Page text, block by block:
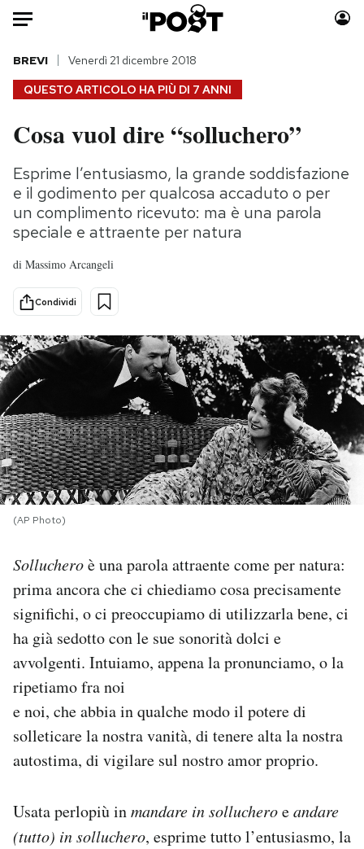
Auto
HOME
Italia
Politica
Tecnologia
Internet
Economia
Moda
Consumismi
Storie/Idee
Ok Boomer!
NEWSLETTER
I MIEI PREFERITI
SHOP
CALENDARIO
AREA PERSONALE
Newsletter
Notifiche mobile
Regala il Post
QUESTO ARTICOLO HA PIÙ DI 7 ANNI
BREVI Venerdì 21 dicembre 2018
Cosa vuol dire “solluchero”
Esprime l’entusiasmo, la grande soddisfazione
e il godimento per qualcosa accaduto o per
un complimento ricevuto: ma è una parola
speciale e attraente per natura
di Massimo Arcangeli
Condividi
(AP Photo)
Sollucheroè una parola attraente come per natura:
prima ancora che ci chiediamo cosa precisamente
significhi, o ci preoccupiamo di utilizzarla bene, ci
ha già sedotto con le sue sonorità dolci e
avvolgenti. Intuiamo, appena la pronunciamo, o la
ripetiamo fra noi
e noi, che abbia in qualche modo il potere di
solleticare la nostra vanità, di tenere alta la nostra
autostima, di vigilare sul nostro amor proprio.
Usata perlopiù inmandare in sollucheroeandare
(tutto) in solluchero, esprime tutto l’entusiasmo, la